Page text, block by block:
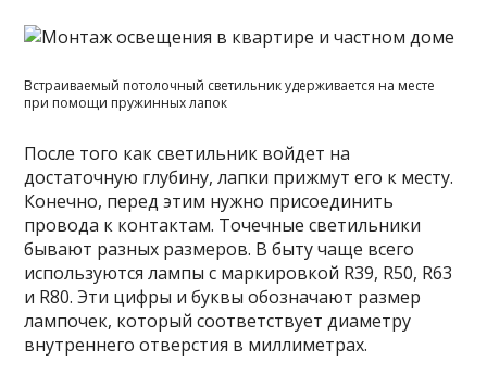
Встраиваемый потолочный светильник удерживается на месте
при помощи пружинных лапок
После того как светильник войдет на
достаточную глубину, лапки прижмут его к месту.
Конечно, перед этим нужно присоединить
провода к контактам. Точечные светильники
бывают разных размеров. В быту чаще всего
используются лампы с маркировкой R39, R50, R63
и R80. Эти цифры и буквы обозначают размер
лампочек, который соответствует диаметру
внутреннего отверстия в миллиметрах.